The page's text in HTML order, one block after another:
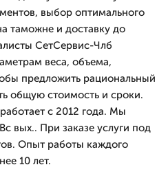
выбор оптимального
таможне и доставку до
СетСервис-Члб
веса, объема,
предложить рациональный
общую стоимость и сроки.
с 2012 года. Мы
вых.. При заказе услуги под
Опыт работы каждого
10 лет.